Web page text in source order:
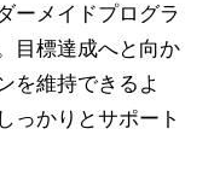
ーメイドプログラ
目標達成へと向か
を維持できるよ
っかりとサポート